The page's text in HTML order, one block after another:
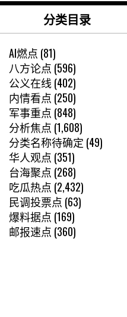
分类目录
AI燃点 (81)
八方论点 (596)
公义在线(402)
内情看点 (250)
军事重点 (848)
分析焦点 (1,608)
分类名称待确定 (49)
华人观点 (351)
台海聚点 (268)
吃瓜热点 (2,432)
民调投票点 (63)
爆料据点 (169)
邮报速点 (360)